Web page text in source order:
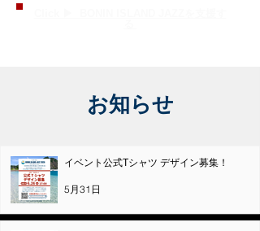
​お知らせ
イベント公式Tシャツ デザイン募集！
5月31日